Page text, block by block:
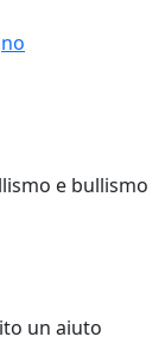
e bullismo
un aiuto